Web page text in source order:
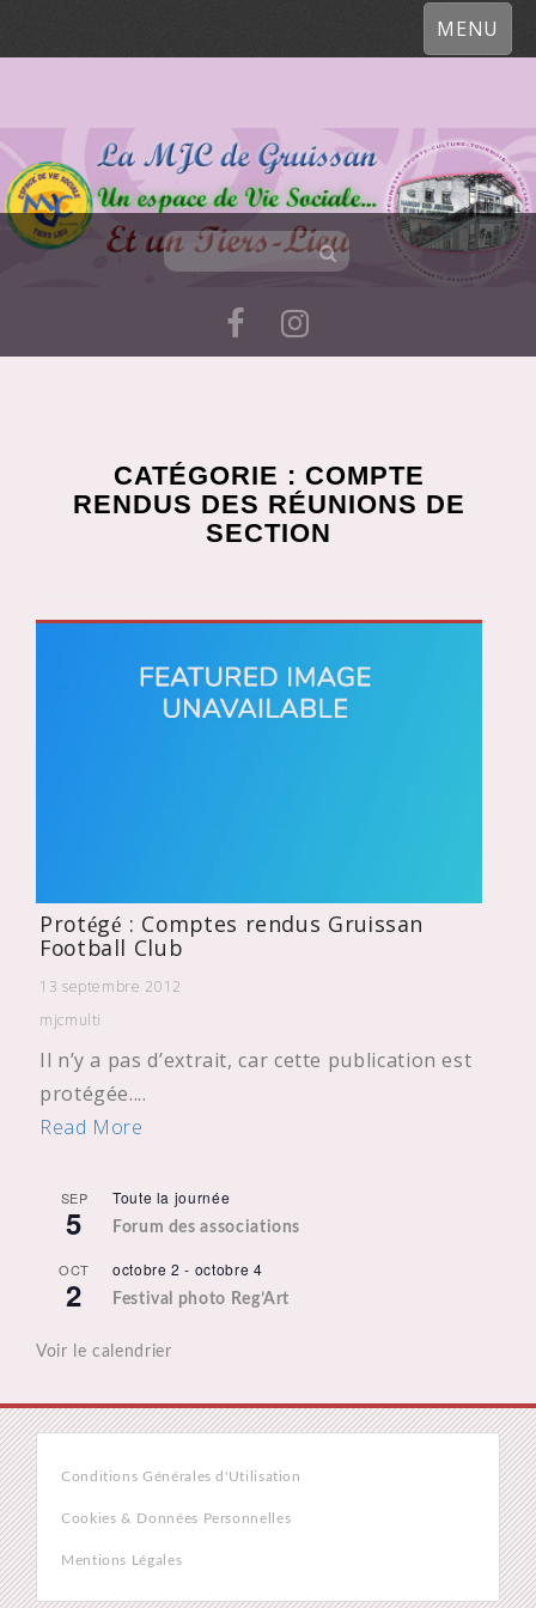
MENU
CATÉGORIE : COMPTE
RENDUS DES RÉUNIONS DE
SECTION
Protégé : Comptes rendus Gruissan
Football Club
13 septembre 2012
mjcmulti
Il n’y a pas d’extrait, car cette publication est
protégée....
Read More
SEP
5
Toute la journée
Forum des associations
OCT
2
octobre 2 - octobre 4
Festival photo Reg’Art
Voir le calendrier
Conditions Générales d'Utilisation
Cookies & Données Personnelles
Mentions Légales